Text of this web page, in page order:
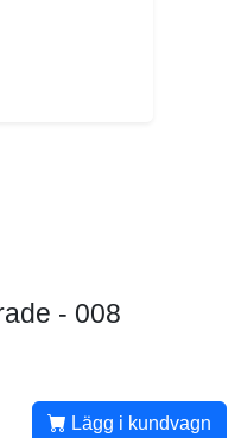
- 008
Lägg i kundvagn